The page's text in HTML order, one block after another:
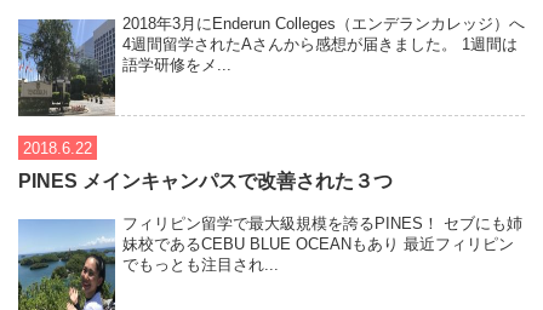
2018年3月にEnderun Colleges（エンデランカレッジ）へ
4週間留学されたAさんから感想が届きました。 1週間は
語学研修をメ...
2018.6.22
PINES メインキャンパスで改善された３つ
フィリピン留学で最大級規模を誇るPINES！ セブにも姉
妹校であるCEBU BLUE OCEANもあり 最近フィリピン
でもっとも注目され...